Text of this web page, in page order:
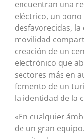
encuentran una
eléctrico, un bono
desfavorecidas,
movilidad
creación de un
electrónico que
sectores más en
fomento de un
la identidad de la
«En cualquier
de un gran